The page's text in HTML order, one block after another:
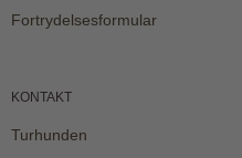
Fortrydelsesformular
KONTAKT
Turhunden